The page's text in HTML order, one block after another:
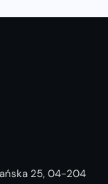
25, 04-204